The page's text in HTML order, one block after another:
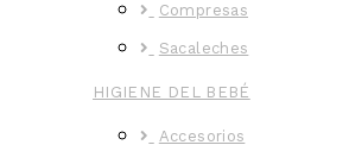
Compresas
Sacaleches
HIGIENE DEL BEBÉ
Accesorios